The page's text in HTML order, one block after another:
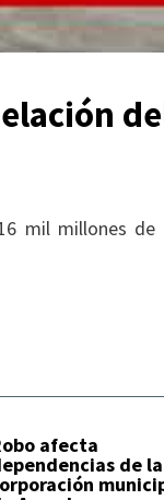
mil millones de
afecta
de la